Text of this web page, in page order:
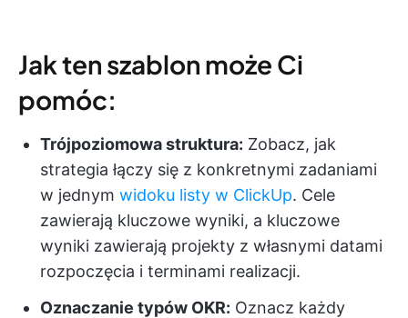
Jak ten szablon może Ci
pomóc:
Trójpoziomowa struktura: Zobacz, jak
strategia łączy się z konkretnymi zadaniami
w jednym widoku listy w ClickUp. Cele
zawierają kluczowe wyniki, a kluczowe
wyniki zawierają projekty z własnymi datami
rozpoczęcia i terminami realizacji.
Oznaczanie typów OKR: Oznacz każdy